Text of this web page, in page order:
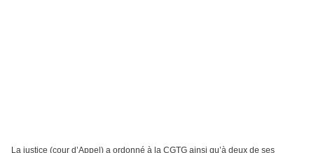
La justice (cour d’Appel) a ordonné à la CGTG ainsi qu’à deux de ses